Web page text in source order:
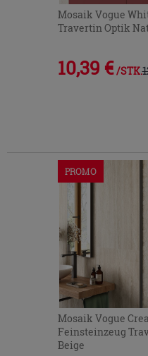
Mosaik Vogue
Travertin Optik
10,39 € /STK.
PROMO
Mosaik Vogue
Feinsteinzeug
Beige